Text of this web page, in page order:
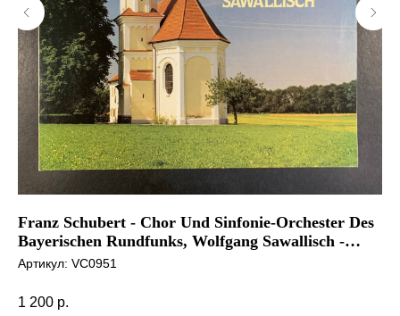
Franz Schubert - Chor Und Sinfonie-Orchester Des
Bayerischen Rundfunks, Wolfgang Sawallisch -
Deutsche Messe
Артикул: VC0951
1 200 р.